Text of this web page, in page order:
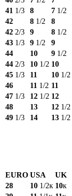
41 1/3 8 7 1/2
42
8 1/2 8
42 2/3 9 8 1/2
43 1/3 9 1/2 9
44
10 9 1/2
44 2/3 10 1/2 10
45 1/3 11 10 1/2
46
11 1/2 11
47 1/3 12 1/2 12
48
13 12 1/2
49 1/3 14 13 1/2
EURO USA UK
28
10 1/2к 10к